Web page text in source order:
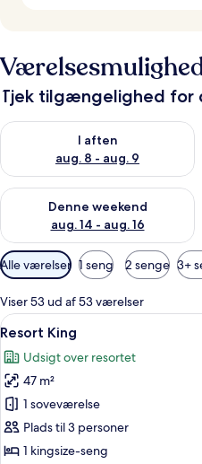
Tjek tilgængelighed for
I aften
aug. 8 - aug. 9
Tjek tilgængelighed for i aften
Denne weekend
aug. 14 - aug. 16
Tjek tilgængelighed for denne
Tilgængelige
filtre
for
værelser
Alle værelser 1 seng 2 senge 3+
Viser 53 ud af 53 værelser
Indlæs
alle
billeder
af
Resort
King
5
Resort King
Udsigt over resortet
47 m²
1 soveværelse
Plads til 3 personer
1 kingsize-seng